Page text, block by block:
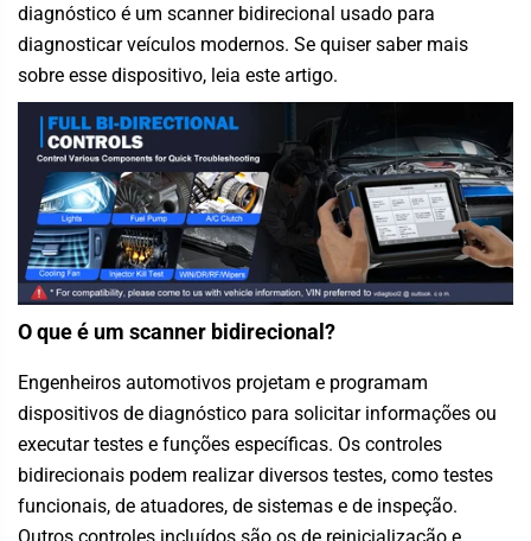
diagnóstico é um scanner bidirecional usado para
diagnosticar veículos modernos. Se quiser saber mais
sobre esse dispositivo, leia este artigo.
O que é um scanner bidirecional?
Engenheiros automotivos projetam e programam
dispositivos de diagnóstico para solicitar informações ou
executar testes e funções específicas. Os controles
bidirecionais podem realizar diversos testes, como testes
funcionais, de atuadores, de sistemas e de inspeção.